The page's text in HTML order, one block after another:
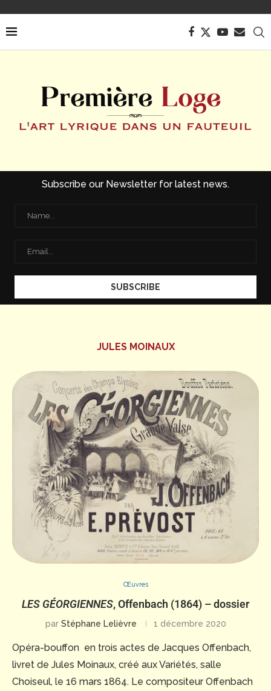
Subscribe our Newsletter for latest news.
JULES MOINAUX
Œuvres
LES GÉORGIENNES, Offenbach (1864) – dossier
par Stéphane Lelièvre 1 décembre 2020
Opéra-bouffon en trois actes de Jacques Offenbach,
livret de Jules Moinaux, créé aux Variétés, salle
Choiseul, le 16 mars 1864. Le compositeur Offenbach